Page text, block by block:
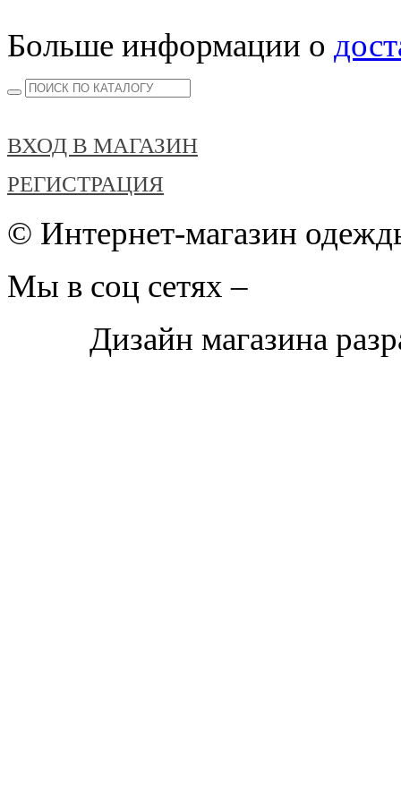
Больше информации о
ВХОД В МАГАЗИН
РЕГИСТРАЦИЯ
© Интернет-магазин
Мы в соц сетях –
Дизайн магазина